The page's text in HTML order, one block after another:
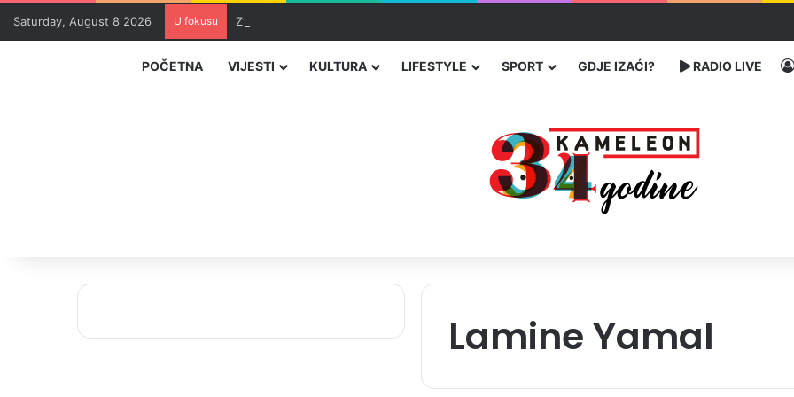
Saturday, August 8 2026 U fokusu Zvizdić, Magazinović i Kojović traže poseban status za Memorijalni centar Srebrenica
POČETNA VIJESTI KULTURA LIFESTYLE SPORT GDJE IZAĆI? RADIO LIVE
Lamine Yamal